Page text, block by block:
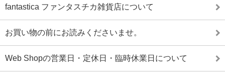
fantastica ファンタスチカ雑貨店について
お買い物の前にお読みくださいませ。
Web Shopの営業日・定休日・臨時休業日について